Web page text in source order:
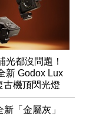
光都沒問題！
新 Godox Lux
古機頂閃光燈
「金屬灰」